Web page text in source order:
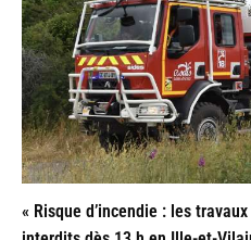
« Risque d’incendie : les